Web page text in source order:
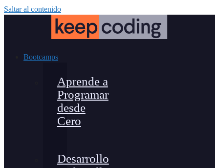
Saltar al contenido
Bootcamps
Aprende a
Programar
desde
Cero
Desarrollo